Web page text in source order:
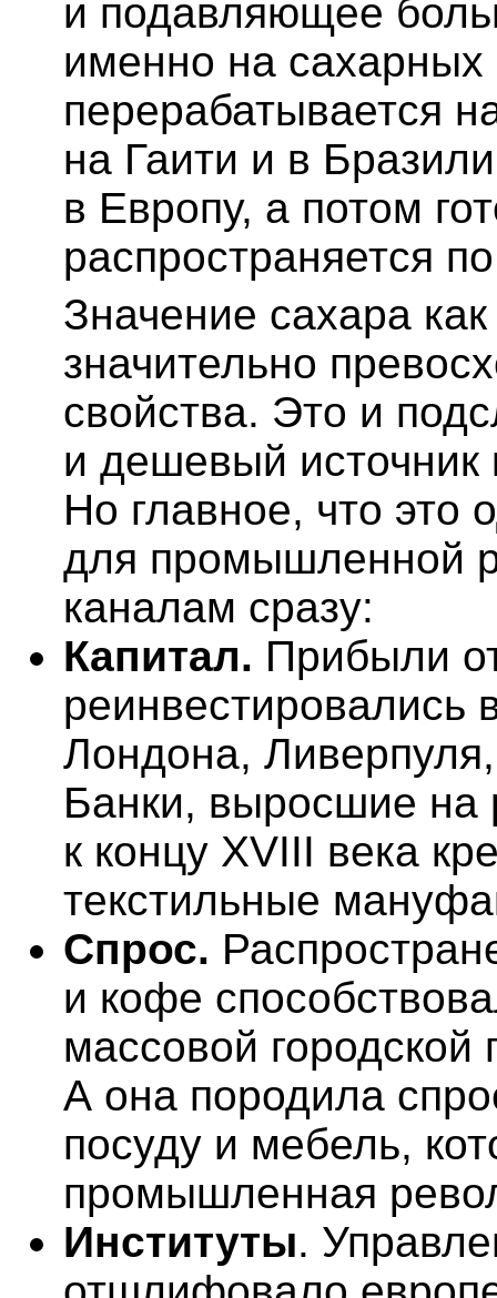
и подавляющее
именно на сахарных
перерабатывается
на Гаити и в
в Европу, а потом
распространяется
Значение сахара
значительно
свойства. Это и
и дешевый
Но главное, что это
для промышленной
каналам сразу:
Капитал. Прибыли
реинвестировались
Лондона,
Банки, выросшие на
к концу XVIII века
текстильные
Спрос.
и кофе
массовой городской
А она породила
посуду и мебель,
промышленная
Институты.